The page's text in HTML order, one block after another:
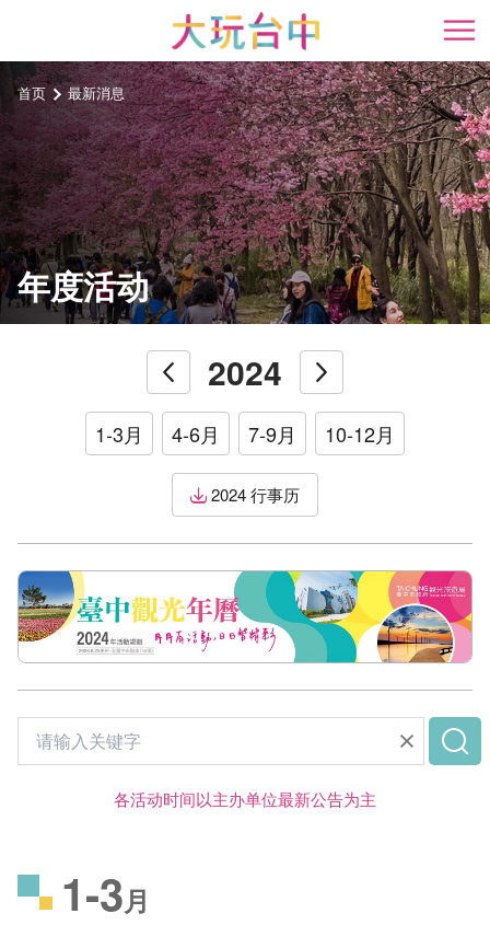
主
要
内
容
区
块
开
首页 最新消息
年度活动
20232024
2025
1-3月
4-6月 7-9月 10-12月
2024 行事历
各活动时间以主办单位最新公告为主
1-3月